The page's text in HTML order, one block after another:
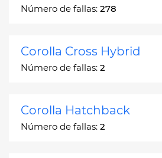
Número de fallas: 278
Corolla Cross Hybrid
Número de fallas: 2
Corolla Hatchback
Número de fallas: 2